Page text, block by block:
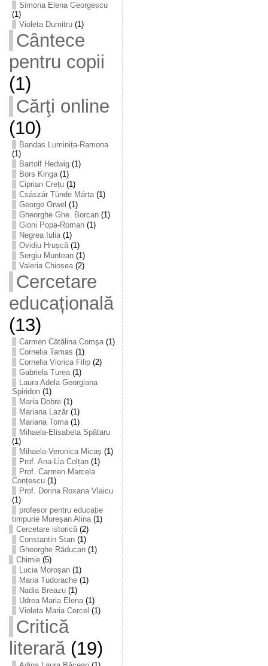
Simona Elena Georgescu
(1)
Violeta Dumitru(1)
Cântece
pentru copii
(1)
Cărţi online
(10)
Bandas Luminița-Ramona
(1)
Bartolf Hedwig(1)
Bors Kinga(1)
Ciprian Crețu(1)
Császár Tünde Márta(1)
George Orwel (1)
Gheorghe Ghe. Borcan(1)
Gioni Popa-Roman(1)
Negrea Iulia(1)
Ovidiu Hrușcă(1)
Sergiu Muntean(1)
Valeria Chiosea(2)
Cercetare
educațională
(13)
Carmen Cătălina Comşa(1)
Cornelia Tamas (1)
Cornelia Viorica Filip(2)
Gabriela Turea(1)
Laura Adela Georgiana
Spiridon(1)
Maria Dobre(1)
Mariana Lazăr(1)
Mariana Toma(1)
Mihaela-Elisabeta Spătaru
(1)
Mihaela-Veronica Micaș (1)
Prof. Ana-Lia Colțan(1)
Prof. Carmen Marcela
Conțescu(1)
Prof. Dorina Roxana Vlaicu
(1)
profesor pentru educație
timpurie Mureșan Alina(1)
Cercetare istorică(2)
Constantin Stan(1)
Gheorghe Răducan(1)
Chimie(5)
Lucia Moroșan(1)
Maria Tudorache(1)
Nadia Breazu(1)
Udrea Maria Elena(1)
Violeta Maria Cercel (1)
Critică
literară(19)